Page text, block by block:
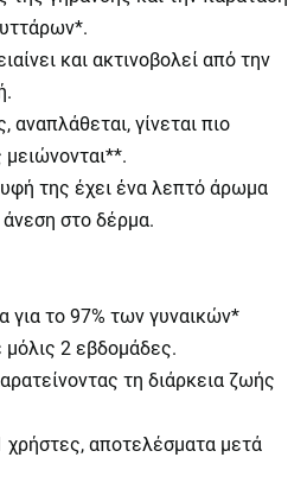
και ακτινοβολεί από την
γίνεται πιο
μειώνονται**.
της έχει ένα λεπτό άρωμα
άνεση στο δέρμα.
για το 97% των γυναικών*
μόλις 2 εβδομάδες.
τη διάρκεια ζωής
αποτελέσματα μετά